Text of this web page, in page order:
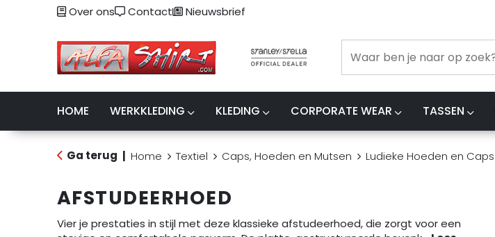
Over ons Contact Nieuwsbrief
HOME WERKKLEDING KLEDING CORPORATE WEAR TASSEN
Ga terug Home Textiel Caps, Hoeden en Mutsen Ludieke Hoeden en Caps
AFSTUDEERHOED
Vier je prestaties in stijl met deze klassieke afstudeerhoed, die zorgt voor een